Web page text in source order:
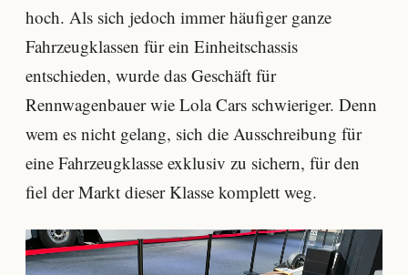
hoch. Als sich jedoch immer häufiger ganze
Fahrzeugklassen für ein Einheitschassis
entschieden, wurde das Geschäft für
Rennwagenbauer wie Lola Cars schwieriger. Denn
wem es nicht gelang, sich die Ausschreibung für
eine Fahrzeugklasse exklusiv zu sichern, für den
fiel der Markt dieser Klasse komplett weg.